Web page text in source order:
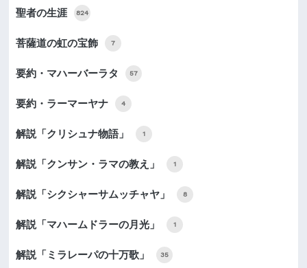
聖者の生涯 824
菩薩道の虹の宝飾 7
要約・マハーバーラタ 57
要約・ラーマーヤナ 4
解説「クリシュナ物語」 1
解説「クンサン・ラマの教え」 1
解説「シクシャーサムッチャヤ」 8
解説「マハームドラーの月光」 1
解説「ミラレーパの十万歌」 35